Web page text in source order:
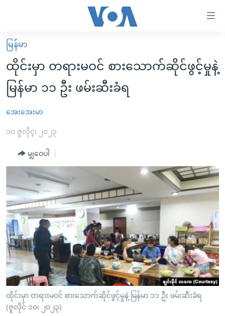
လွယ်ကူ
စေ
သည့်
Link
များ
ပင်မ
ကြည့်
ရန်
ပင်မ
အ
ညွန်း
စာမျက်နှာ
သို့
ကျော်
ကြည့်
ရန်
မူလစာမျက်နှာ
မြန်မာ
ကမ္ဘာ့သတင်းများ
အစ္စရေး-ပါလက်စတိုင်း
အင်္ဂလိပ်စာလေ့လာမယ်
အမေရိကန်သုံးအီဒီယံ
မကြေးမုံရဲ့ အင်္ဂလိပ်စာ
ရုပ်ရှင်ထဲက အင်္ဂလိပ်စာ
သုတပဒေသာ အင်္ဂလိပ်စာ
အပတ်စဉ်ကဏ္ဍများ
ရေဒီယို
တီဗွီ
ရေဒီယိုနှင့်ရုပ်သံ အချက်အလက်များ
ရေဒီယို/တီဗွီအစီအစဉ်
Learning English
ဗွီအိုအေ လူမှုကွန်ယက်များ
မြန်မာ
ထိုင်းမှာ တရားမဝင် စားသောက်ဆိုင်ဖွင့်မှုနဲ့
မြန်မာ ၁၁ ဦး ဖမ်းဆီးခံရ
အေးအေးမာ
၁၀ ဇူလိုင္၊ ၂၀၂၃
မျှဝေပါ
ထိုင်းမှာ တရားမဝင် စားသောက်ဆိုင်ဖွင့်မှုနဲ့ မြန်မာ ၁၁ ဦး ဖမ်းဆီးခံရ
(ဇူလိုင် ၁၀၊ ၂၀၂၃)